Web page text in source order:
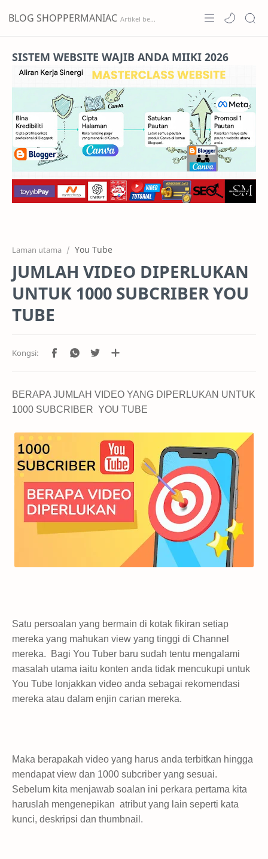
BLOG SHOPPERMANIAC
Projects
Features
Pricing
RTL Mode
SISTEM WEBSITE WAJIB ANDA MIIKI 2026
Laman utama You Tube
JUMLAH VIDEO DIPERLUKAN
UNTUK 1000 SUBCRIBER YOU
TUBE
BERAPA JUMLAH VIDEO YANG DIPERLUKAN UNTUK
1000 SUBCRIBER YOU TUBE
Satu persoalan yang bermain di kotak fikiran setiap
mereka yang mahukan view yang tinggi di Channel
mereka. Bagi You Tuber baru sudah tentu mengalami
masalah utama iaitu konten anda tidak mencukupi untuk
You Tube lonjakkan video anda sebagai rekomendasi
mereka atau dalam enjin carian mereka.
Maka berapakah video yang harus anda terbitkan hingga
mendapat view dan 1000 subcriber yang sesuai.
Sebelum kita menjawab soalan ini perkara pertama kita
haruslah mengenepikan atribut yang lain seperti kata
kunci, deskripsi dan thumbnail.